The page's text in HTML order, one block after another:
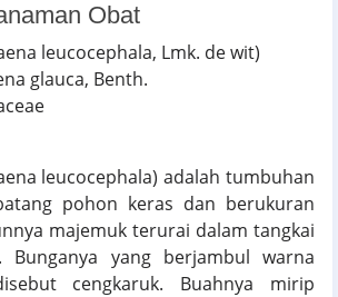
Obat
leucocephala, Lmk. de wit)
glauca, Benth.
leucocephala) adalah tumbuhan
pohon keras dan berukuran
majemuk terurai dalam tangkai
Bunganya yang berjambul warna
cengkaruk. Buahnya mirip